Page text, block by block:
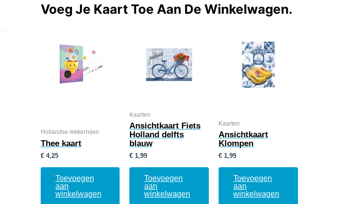
Voeg Je Kaart Toe Aan De Winkelwagen.
Hollandse lekkernijen
Thee kaart
€4,25
Toevoegen
aan
winkelwagen
Kaarten
Ansichtkaart Fiets
Holland delfts
blauw
€ 1,99
Toevoegen
aan
winkelwagen
Kaarten
Ansichtkaart
Klompen
€ 1,99
Toevoegen
aan
winkelwagen